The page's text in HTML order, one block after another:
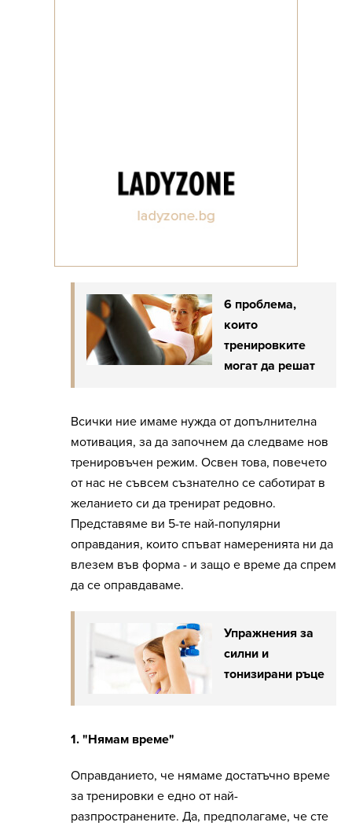
6 проблема,
които
тренировките
могат да решат
Всички ние имаме нужда от допълнителна
мотивация, за да започнем да следваме нов
тренировъчен режим. Освен това, повечето
от нас не съвсем съзнателно се саботират в
желанието си да тренират редовно.
Представяме ви 5-те най-популярни
оправдания, които спъват намеренията ни да
влезем във форма - и защо е време да спрем
да се оправдаваме.
Упражнения за
силни и
тонизирани ръце
1. "Нямам време"
Оправданието, че нямаме достатъчно време
за тренировки е едно от най-
разпространените. Да, предполагаме, че сте